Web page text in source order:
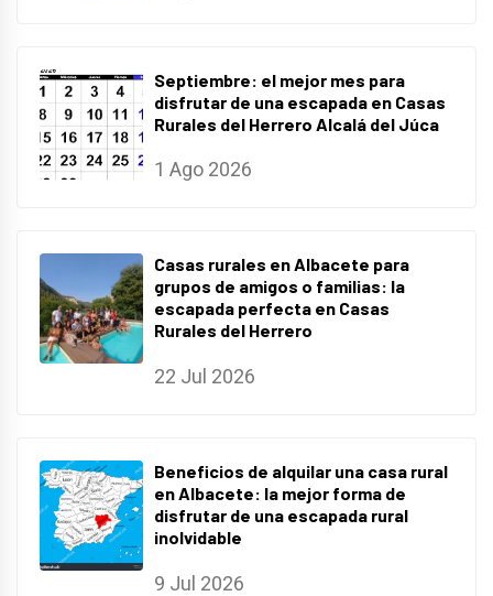
Septiembre: el mejor mes para
disfrutar de una escapada en Casas
Rurales del Herrero Alcalá del Júca
1 Ago 2026
Casas rurales en Albacete para
grupos de amigos o familias: la
escapada perfecta en Casas
Rurales del Herrero
22 Jul 2026
Beneficios de alquilar una casa rural
en Albacete: la mejor forma de
disfrutar de una escapada rural
inolvidable
9 Jul 2026